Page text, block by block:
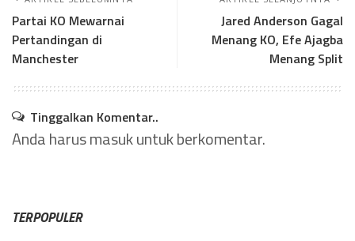
Partai KO Mewarnai
Pertandingan di
Manchester
Jared Anderson Gagal
Menang KO, Efe Ajagba
Menang Split
Tinggalkan Komentar..
Anda harusmasukuntuk berkomentar.
TERPOPULER